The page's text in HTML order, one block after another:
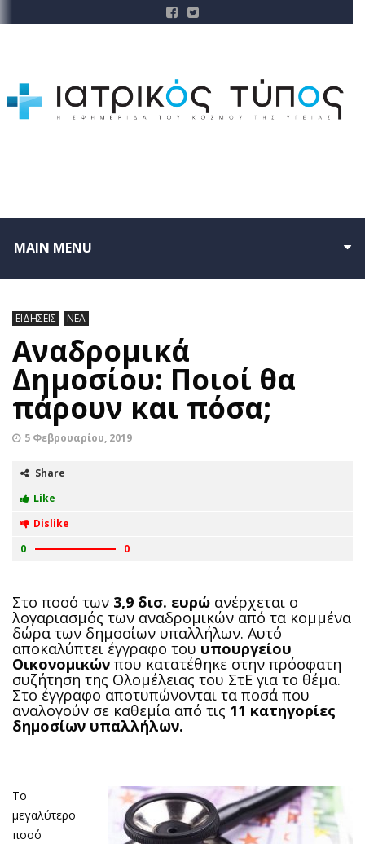
MAIN MENU
ΕΙΔΗΣΕΙΣ ΝΕΑ
Αναδρομικά
Δημοσίου: Ποιοί θα
πάρουν και πόσα;
5 Φεβρουαρίου, 2019
Share
Like
Dislike
0
0
Στο ποσό των 3,9 δισ. ευρώ ανέρχεται ο
λογαριασμός των αναδρομικών από τα κομμένα
δώρα των δημοσίων υπαλλήλων. Αυτό
αποκαλύπτει έγγραφο του υπουργείου
Οικονομικών που κατατέθηκε στην πρόσφατη
συζήτηση της Ολομέλειας του ΣτΕ για το θέμα.
Στο έγγραφο αποτυπώνονται τα ποσά που
αναλογούν σε καθεμία από τις 11 κατηγορίες
δημοσίων υπαλλήλων.
Το
μεγαλύτερο
ποσό